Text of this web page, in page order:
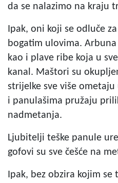
da se nalazimo na kraju
Ipak, oni koji se odluče
bogatim ulovima.
kao i plave ribe koja u
kanal. Maštori su
strijelke sve više
i panulašima pružaju
nadmetanja.
Ljubitelji teške panule
gofovi su sve češće na
Ipak, bez obzira kojim